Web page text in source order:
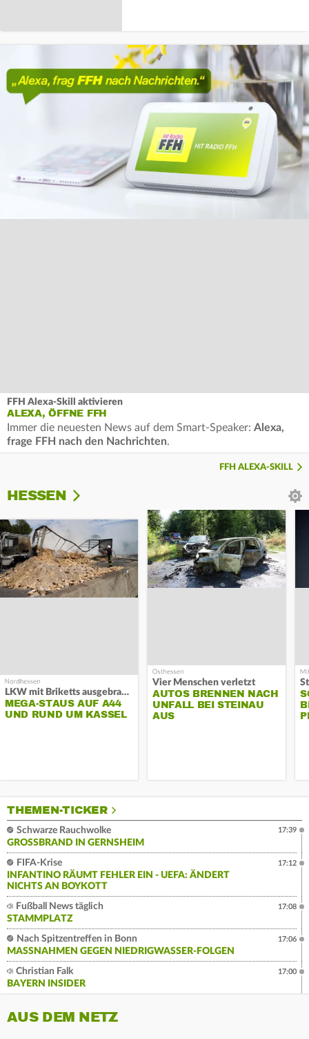
FFH Alexa-Skill aktivieren
ALEXA, ÖFFNE FFH
Immer die neuesten News auf dem Smart-Speaker: Alexa,
frage FFH nach den Nachrichten.
FFH ALEXA-SKILL
HESSEN
LKW mit Briketts ausgebrannt
MEGA-STAUS AUF A44
UND RUND UM KASSEL
Vier Menschen verletzt
AUTOS BRENNEN NACH
UNFALL BEI STEINAU
AUS
THEMEN-TICKER
Schwarze Rauchwolke
GROSSBRAND IN GERNSHEIM
17:39
FIFA-Krise
INFANTINO RÄUMT FEHLER EIN - UEFA: ÄNDERT
NICHTS AN BOYKOTT
17:12
Fußball News täglich
STAMMPLATZ
17:08
Nach Spitzentreffen in Bonn
MASSNAHMEN GEGEN NIEDRIGWASSER-FOLGEN
17:06
Christian Falk
BAYERN INSIDER
17:00
AUS DEM NETZ